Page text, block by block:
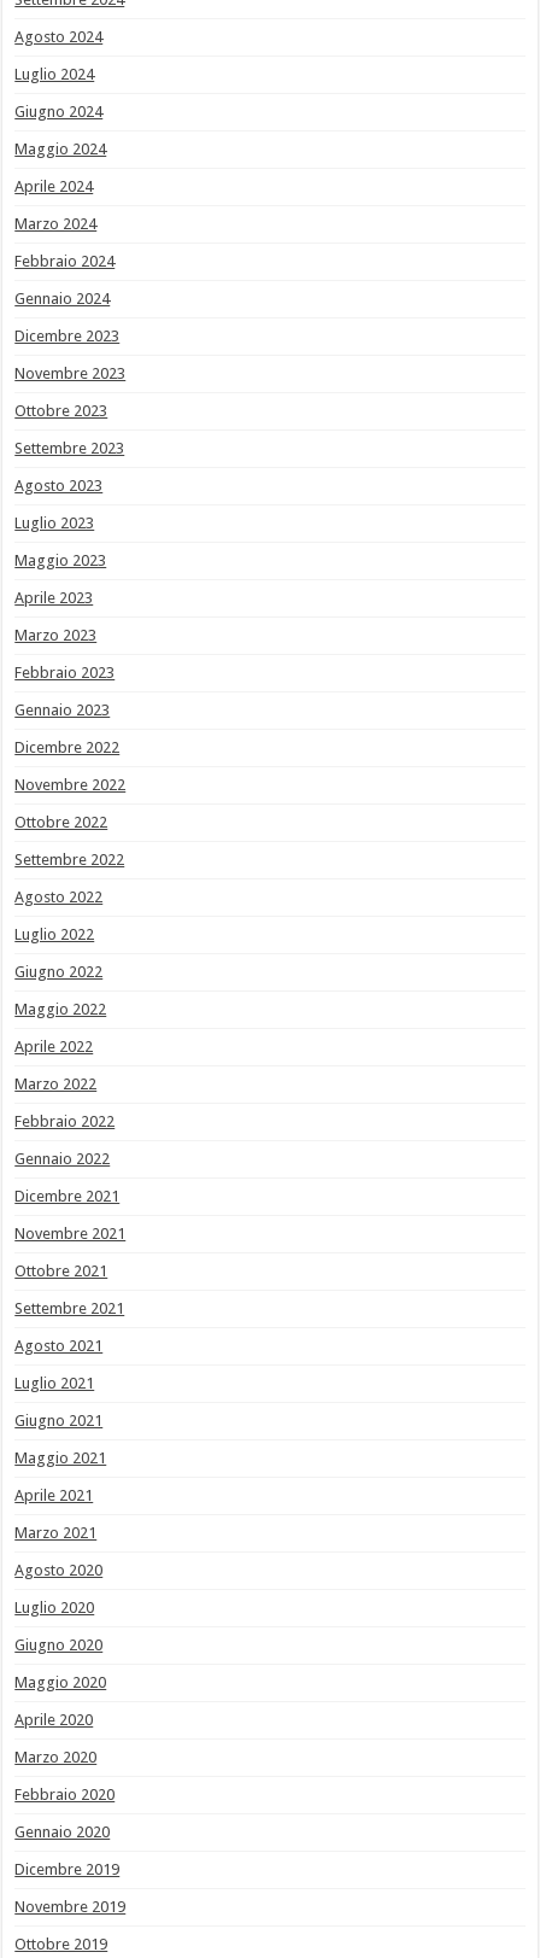
Agosto 2024
Luglio 2024
Giugno 2024
Maggio 2024
Aprile 2024
Marzo 2024
Febbraio 2024
Gennaio 2024
Dicembre 2023
Novembre 2023
Ottobre 2023
Settembre 2023
Agosto 2023
Luglio 2023
Maggio 2023
Aprile 2023
Marzo 2023
Febbraio 2023
Gennaio 2023
Dicembre 2022
Novembre 2022
Ottobre 2022
Settembre 2022
Agosto 2022
Luglio 2022
Giugno 2022
Maggio 2022
Aprile 2022
Marzo 2022
Febbraio 2022
Gennaio 2022
Dicembre 2021
Novembre 2021
Ottobre 2021
Settembre 2021
Agosto 2021
Luglio 2021
Giugno 2021
Maggio 2021
Aprile 2021
Marzo 2021
Agosto 2020
Luglio 2020
Giugno 2020
Maggio 2020
Aprile 2020
Marzo 2020
Febbraio 2020
Gennaio 2020
Dicembre 2019
Novembre 2019
Ottobre 2019